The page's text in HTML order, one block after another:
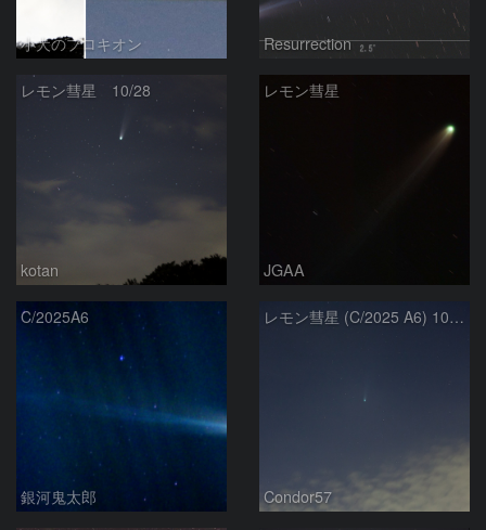
小犬のプロキオン Resurrection
レモン彗星 10/28
kotan
レモン彗星
JGAA
C/2025A6
銀河鬼太郎
レモン彗星 (C/2025 A6) 10/30
Condor57